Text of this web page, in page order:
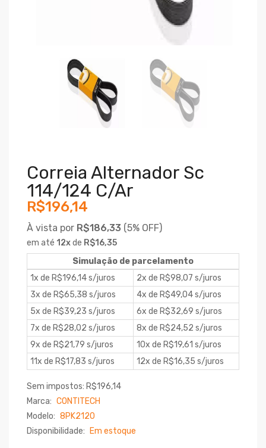
Correia Alternador Sc
114/124 C/ar
R$196,14
À vista por R$186,33 (5% OFF)
em até 12xde R$16,35
Simulação de parcelamento
1x de R$196,14 s/juros
2x de R$98,07 s/juros
3x de R$65,38 s/juros
4x de R$49,04 s/juros
5x de R$39,23 s/juros
6x de R$32,69 s/juros
7x de R$28,02 s/juros
8x de R$24,52 s/juros
9x de R$21,79 s/juros
10x de R$19,61 s/juros
11x de R$17,83 s/juros
12x de R$16,35 s/juros
Sem impostos: R$196,14
Marca: CONTITECH
Modelo: 8PK2120
Disponibilidade:
Em estoque